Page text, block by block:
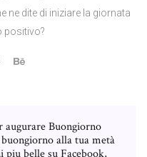
ne dite di iniziare la giornata
positivo?
Buongiorno
alla tua metà
belle su Facebook,